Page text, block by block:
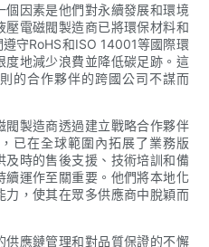
因素是他們對永續發展和環境
電磁閥製造商已將環保材料和
守RoHS和ISO 14001等國際環
地減少浪費並降低碳足跡。這
的合作夥伴的跨國公司不謀而
製造商透過建立戰略合作夥伴
已在全球範圍內拓展了業務版
時的售後支援、技術培訓和備
運作至關重要。他們將本地化
，使其在眾多供應商中脫穎而
應鏈管理和對品質保證的不懈